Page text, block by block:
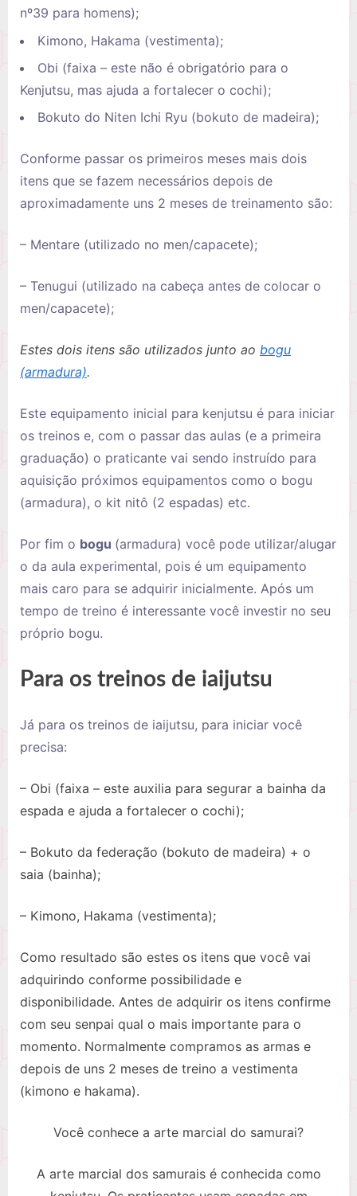
nº39 para homens);
Kimono, Hakama (vestimenta);
Obi (faixa – este não é obrigatório para o
Kenjutsu, mas ajuda a fortalecer o cochi);
Bokuto do Niten Ichi Ryu (bokuto de madeira);
Conforme passar os primeiros meses mais dois
itens que se fazem necessários depois de
aproximadamente uns 2 meses de treinamento são:
– Mentare (utilizado no men/capacete);
– Tenugui (utilizado na cabeça antes de colocar o
men/capacete);
Estes dois itens são utilizados junto ao bogu
(armadura).
Este equipamento inicial para kenjutsu é para iniciar
os treinos e, com o passar das aulas (e a primeira
graduação) o praticante vai sendo instruído para
aquisição próximos equipamentos como o bogu
(armadura), o kit nitô (2 espadas) etc.
Por fim o bogu (armadura) você pode utilizar/alugar
o da aula experimental, pois é um equipamento
mais caro para se adquirir inicialmente. Após um
tempo de treino é interessante você investir no seu
próprio bogu.
Para os treinos de iaijutsu
Já para os treinos de iaijutsu, para iniciar você
precisa:
– Obi (faixa – este auxilia para segurar a bainha da
espada e ajuda a fortalecer o cochi);
– Bokuto da federação (bokuto de madeira) + o
saia (bainha);
– Kimono, Hakama (vestimenta);
Como resultado são estes os itens que você vai
adquirindo conforme possibilidade e
disponibilidade. Antes de adquirir os itens confirme
com seu senpai qual o mais importante para o
momento. Normalmente compramos as armas e
depois de uns 2 meses de treino a vestimenta
(kimono e hakama).
Você conhece a arte marcial do samurai?
A arte marcial dos samurais é conhecida como